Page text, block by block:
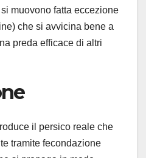
muovono fatta eccezione
che si avvicina bene a
preda efficace di altri
il persico reale che
tramite fecondazione